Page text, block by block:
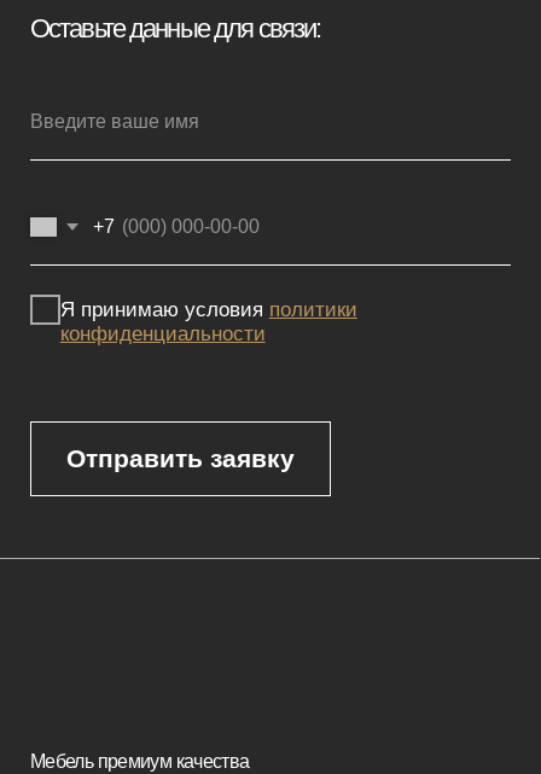
Сайт не является публичной офертой, определяемой положениями
Статьи 437 (2) ГК РФ и носит исключительно информационный
Политика конфиденциальности
Реквизиты